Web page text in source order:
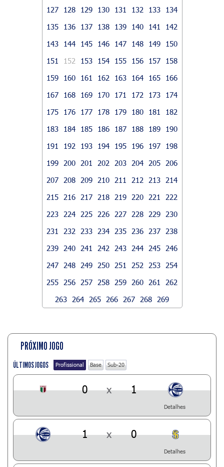
127
128 129 130 131 132 133
134
135
136 137 138 139 140 141
142
143
144 145 146 147 148 149
150
151
152 153 154 155 156 157
158
159
160 161 162 163 164 165
166
167
168 169 170 171 172 173
174
175
176 177 178 179 180 181
182
183
184 185 186 187 188 189
190
191
192 193 194 195 196 197
198
199
200 201 202 203 204 205
206
207
208 209 210 211 212 213
214
215
216 217 218 219 220 221
222
223
224 225 226 227 228 229
230
231
232 233 234 235 236 237
238
239
240 241 242 243 244 245
246
247
248 249 250 251 252 253
254
255
256 257 258 259 260 261
262
263
264 265 266 267 268 269
PRÓXIMO JOGO
ÚLTIMOS JOGOS Profissional Base Sub-20
0 x 1
Detalhes
1 x 0
Detalhes